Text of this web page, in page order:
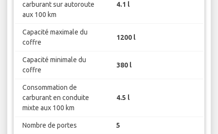
carburant sur autoroute
aux 100 km
4.1 l
Capacité maximale du
coffre
1200 l
Capacité minimale du
coffre
380 l
Consommation de
carburant en conduite
mixte aux 100 km
4.5 l
Nombre de portes 5